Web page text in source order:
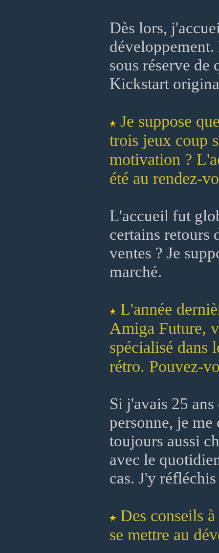
Dès lors,
développement.
sous réserve
Kickstart
Je suppose
trois jeux coup
motivation ?
été au rendez-
L'accueil fut
certains retours
ventes ? Je
marché.
L'année
Amiga Future,
spécialisé dans
rétro. Pouvez-
Si j'avais 25
personne, je me
toujours aussi
avec le
cas. J'y
Des conseils
se mettre au